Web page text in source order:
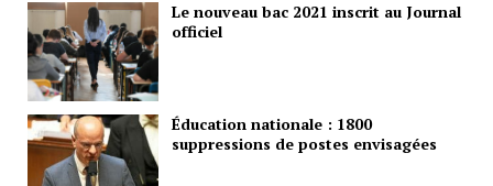
Le nouveau bac 2021 inscrit au Journal
officiel
Éducation nationale : 1800
suppressions de postes envisagées